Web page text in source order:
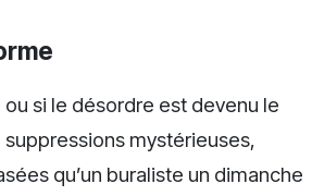
ou si le désordre est devenu le
mystérieuses,
qu’un buraliste un dimanche